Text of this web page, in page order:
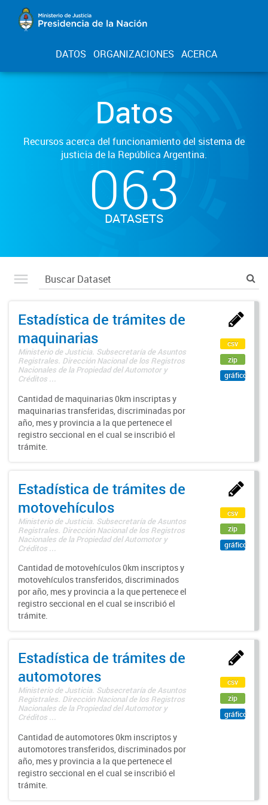
DATOS ORGANIZACIONES ACERCA
Datos
Recursos acerca del funcionamiento del sistema de
justicia de la República Argentina.
063
DATASETS
Estadística de trámites de
maquinarias
Ministerio de Justicia. Subsecretaría de Asuntos
Registrales. Dirección Nacional de los Registros
Nacionales de la Propiedad del Automotor y
Créditos ...
Cantidad de maquinarias 0km inscriptas y
maquinarias transferidas, discriminadas por
año, mes y provincia a la que pertenece el
registro seccional en el cual se inscribió el
trámite.
csv
zip
gráfico
Estadística de trámites de
motovehículos
Ministerio de Justicia. Subsecretaría de Asuntos
Registrales. Dirección Nacional de los Registros
Nacionales de la Propiedad del Automotor y
Créditos ...
Cantidad de motovehículos 0km inscriptos y
motovehículos transferidos, discriminados
por año, mes y provincia a la que pertenece el
registro seccional en el cual se inscribió el
trámite.
csv
zip
gráfico
Estadística de trámites de
automotores
Ministerio de Justicia. Subsecretaría de Asuntos
Registrales. Dirección Nacional de los Registros
Nacionales de la Propiedad del Automotor y
Créditos ...
Cantidad de automotores 0km inscriptos y
automotores transferidos, discriminados por
año, mes y provincia a la que pertenece el
registro seccional en el cual se inscribió el
trámite.
csv
zip
gráfico